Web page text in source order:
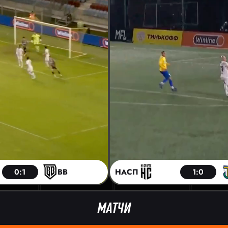
0:1 BB НАСП 1:0
МАТЧИ